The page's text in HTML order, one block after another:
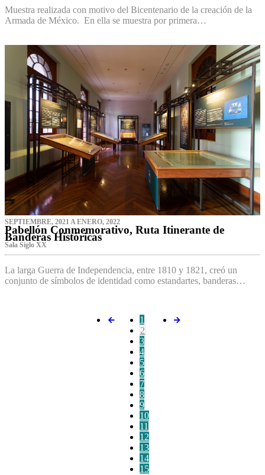
Muestra realizada con motivo del Bicentenario de la creación de la
Armada de México. En ella se muestra por primera…
SEPTIEMBRE, 2021 A ENERO, 2022
Pabellón Conmemorativo, Ruta Itinerante de
Banderas Históricas
Sala Siglo XX
La larga Guerra de Independencia, entre 1810 y 1821, creó un
conjunto de símbolos de identidad como estandartes, banderas…
1
2
3
4
5
6
7
8
9
10
11
12
13
14
15